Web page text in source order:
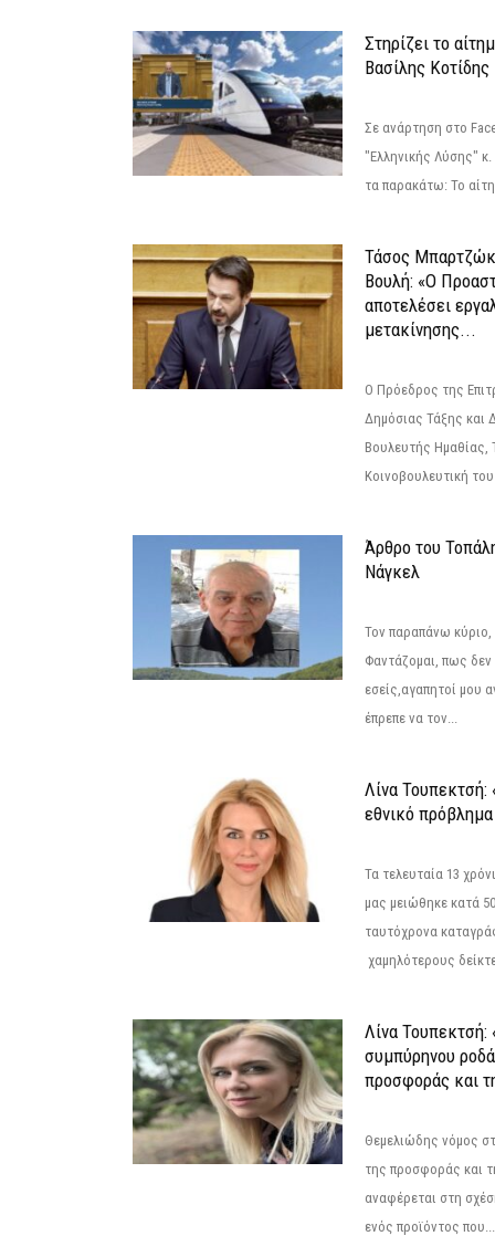
Στηρίζει το
Βασίλης Κοτίδης
Σε ανάρτηση στο
"Ελληνικής Λύσης"
τα παρακάτω: Το
Τάσος
Βουλή: «Ο
αποτελέσει
μετακίνησης...
Ο Πρόεδρος της
Δημόσιας Τάξης και
Βουλευτής
Κοινοβουλευτική
Άρθρο του
Νάγκελ
Τον παραπάνω
Φαντάζομαι, πως δεν
εσείς,αγαπητοί μου
έπρεπε να τον...
Λίνα Τουπεκτσή:
εθνικό πρόβλημα
Τα τελευταία 13
μας μειώθηκε κατά
ταυτόχρονα
χαμηλότερους
Λίνα Τουπεκτσή:
συμπύρηνου
προσφοράς και
Θεμελιώδης νόμος
της προσφοράς και
αναφέρεται στη
ενός προϊόντος που...